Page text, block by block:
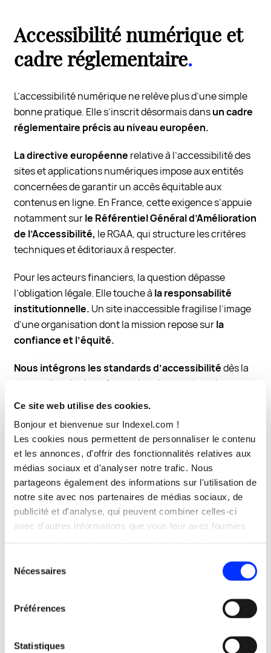
Ce site web utilise des cookies.
Bonjour et bienvenue sur Indexel.com !
Les cookies nous permettent de personnaliser le contenu
et les annonces, d'offrir des fonctionnalités relatives aux
médias sociaux et d'analyser notre trafic. Nous
partageons également des informations sur l'utilisation de
notre site avec nos partenaires de médias sociaux, de
publicité et d'analyse, qui peuvent combiner celles-ci
avec d'autres informations que vous leur avez fournies
Nécessaires
Préférences
Statistiques
Accessibilité numérique et
cadre réglementaire.
L’accessibilité numérique ne relève plus d’une simple
bonne pratique. Elle s’inscrit désormais dansun cadre
réglementaire précis au niveau européen.
La directive européenne relative à l’accessibilité des
sites et applications numériques impose aux entités
concernées de garantir un accès équitable aux
contenus en ligne. En France, cette exigence s’appuie
notamment surle Référentiel Général d’Amélioration
de l’Accessibilité, le RGAA, qui structure les critères
techniques et éditoriaux à respecter.
Pour les acteurs financiers, la question dépasse
l’obligation légale. Elle touche à la responsabilité
institutionnelle. Un site inaccessible fragilise l’image
d’une organisation dont la mission repose surla
confiance et l’équité.
Nous intégrons les standards d’accessibilitédès la
conception des interfaces, dans la structure des
contenus, le balisage, les contrastes, la navigation et la
améliore l’expérience globale et renforce la qualité du
dispositif digital.
Dans un environnement international et exigeant,
l’accessibilité devient un marqueur supplémentaire
de sérieux et de conformité.
données sensibles
Les acteurs financiers manipulent des données
vigilance constante.